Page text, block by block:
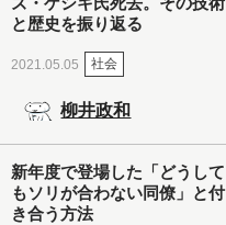
と歴史を振り返る
2021.05.05 社会
柳井政和
新年度で登場した「どうして
もソリが合わない同僚」と付
き合う方法